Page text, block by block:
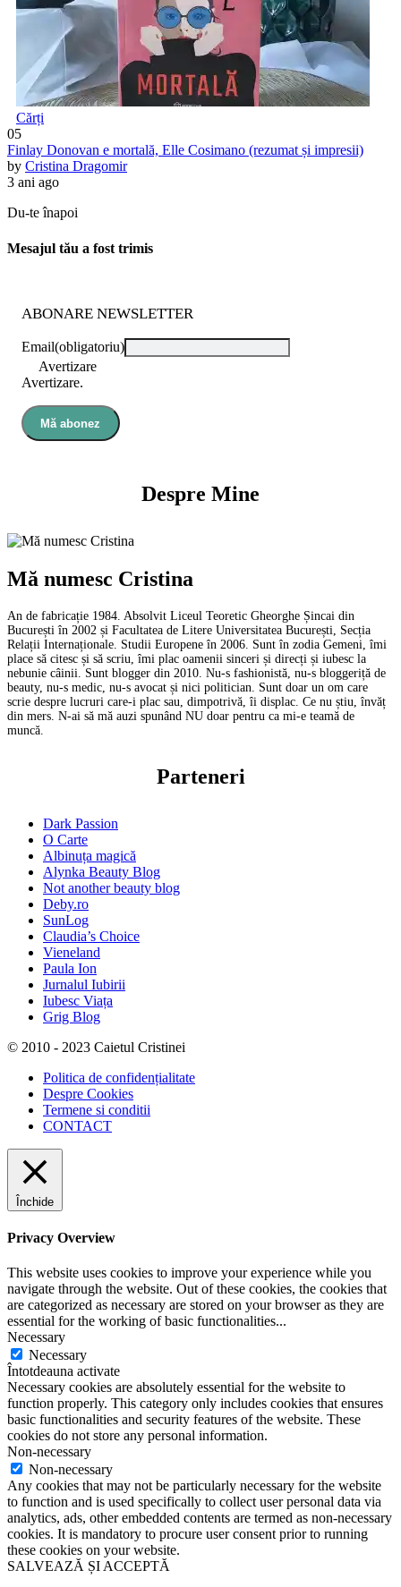
Cărți
05
Finlay Donovan e mortală, Elle Cosimano (rezumat și impresii)
by Cristina Dragomir
3 ani ago
Du-te înapoi
Mesajul tău a fost trimis
ABONARE NEWSLETTER
Email(obligatoriu)
Avertizare
Avertizare.
Mă abonez
Despre Mine
Mă numesc Cristina
An de fabricație 1984. Absolvit Liceul Teoretic Gheorghe Șincai din
București în 2002 și Facultatea de Litere Universitatea București, Secția
Relații Internaționale. Studii Europene în 2006. Sunt în zodia Gemeni, îmi
place să citesc și să scriu, îmi plac oamenii sinceri și direcți și iubesc la
nebunie câinii. Sunt blogger din 2010. Nu-s fashionistă, nu-s bloggeriță de
beauty, nu-s medic, nu-s avocat și nici politician. Sunt doar un om care
scrie despre lucruri care-i plac sau, dimpotrivă, îi displac. Ce nu știu, învăț
din mers. N-ai să mă auzi spunând NU doar pentru ca mi-e teamă de
muncă.
Parteneri
Dark Passion
O Carte
Albinuța magică
Alynka Beauty Blog
Not another beauty blog
Deby.ro
SunLog
Claudia’s Choice
Vieneland
Paula Ion
Jurnalul Iubirii
Iubesc Viața
Grig Blog
© 2010 - 2023 Caietul Cristinei
Politica de confidențialitate
Despre Cookies
Termene si conditii
CONTACT
Închide
Privacy Overview
This website uses cookies to improve your experience while you
navigate through the website. Out of these cookies, the cookies that
are categorized as necessary are stored on your browser as they are
essential for the working of basic functionalities...
Necessary
Necessary
Întotdeauna activate
Necessary cookies are absolutely essential for the website to
function properly. This category only includes cookies that ensures
basic functionalities and security features of the website. These
cookies do not store any personal information.
Non-necessary
Non-necessary
Any cookies that may not be particularly necessary for the website
to function and is used specifically to collect user personal data via
analytics, ads, other embedded contents are termed as non-necessary
cookies. It is mandatory to procure user consent prior to running
these cookies on your website.
SALVEAZĂ ȘI ACCEPTĂ